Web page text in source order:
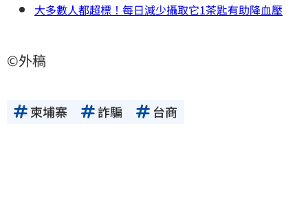
大多數人都超標！每日減少攝取它1茶匙有助降血壓
©外稿
柬埔寨 詐騙 台商